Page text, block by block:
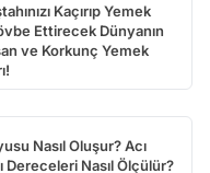
Kaçırıp Yemek
Ettirecek Dünyanın
ve Korkunç Yemek
Nasıl Oluşur? Acı
Dereceleri Nasıl Ölçülür?